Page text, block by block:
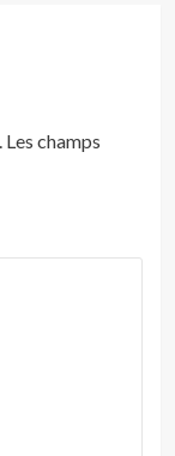
Les champs